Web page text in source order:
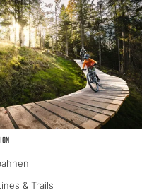
& Trails